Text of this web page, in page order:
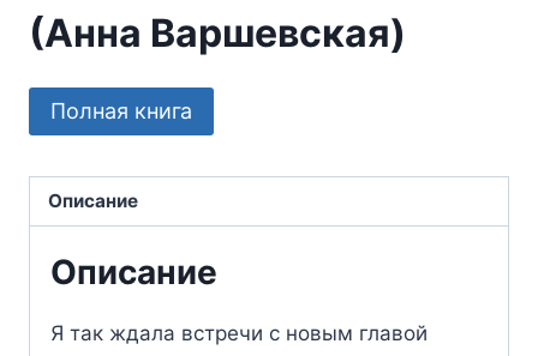
(Анна Варшевская)
Полная книга
Описание
Описание
Я так ждала встречи с новым главой